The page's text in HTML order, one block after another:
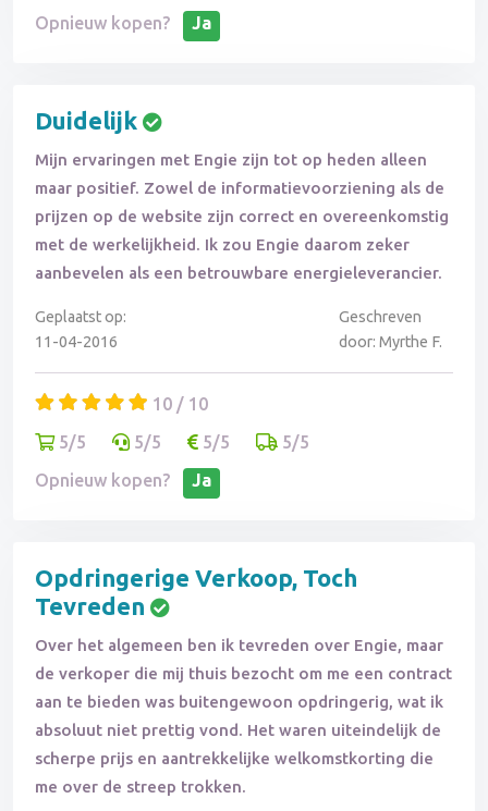
Opnieuw kopen?
Ja
Duidelijk
Mijn ervaringen met Engie zijn tot op heden alleen
maar positief. Zowel de informatievoorziening als de
prijzen op de website zijn correct en overeenkomstig
met de werkelijkheid. Ik zou Engie daarom zeker
aanbevelen als een betrouwbare energieleverancier.
Geplaatst op:
11-04-2016
Geschreven
door: Myrthe F.
10 / 10
5/5
5/5 5/5
5/5
Opnieuw kopen?
Ja
Opdringerige Verkoop, Toch
Tevreden
Over het algemeen ben ik tevreden over Engie, maar
de verkoper die mij thuis bezocht om me een contract
aan te bieden was buitengewoon opdringerig, wat ik
absoluut niet prettig vond. Het waren uiteindelijk de
scherpe prijs en aantrekkelijke welkomstkorting die
me over de streep trokken.